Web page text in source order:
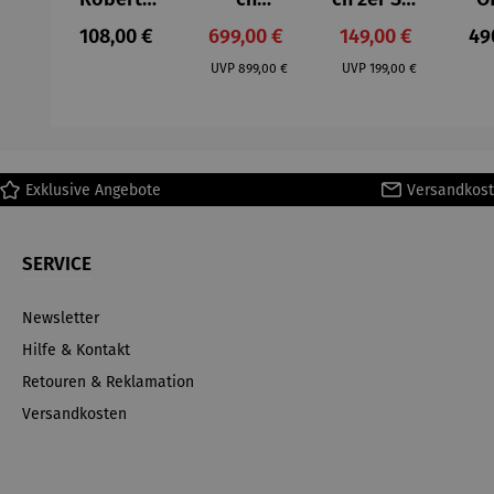
– Anna
Mütz
Regulärer Preis:
108,00 €
Aluminium
– Valor
Verkaufspreis:
699,00 €
UVP Regulärer Preis:
899,00 €
– Dalias
Verkaufspreis:
149,00 €
UVP Regulärer Preis:
199,00 €
Exklusive Angebote
SERVICE
Newsletter
Hilfe & Kontakt
Retouren & Reklamation
Versandkosten